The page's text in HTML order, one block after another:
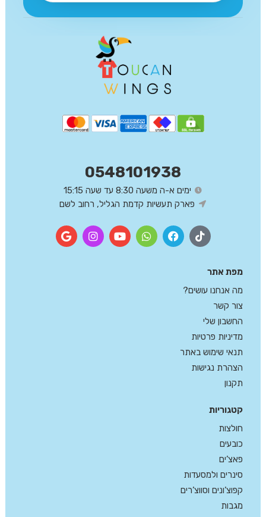
קטגוריות
חולצות
כובעים
פאצ’ים
סינרים ולמסעדות
קפוצ’ונים וסווצ’רים
מגבות
מפת אתר
מה אנחנו עושים?
צור קשר
החשבון שלי
מדיניות פרטיות
תנאי שימוש באתר
הצהרת נגישות
תקנון
0548101938
ימים א-ה משעה 8:30 עד שעה 15:15
פארק תעשיות קדמת הגליל, רחוב לשם